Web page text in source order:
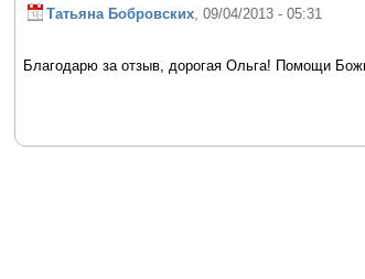
Татьяна Бобровских, 09/04/2013 - 05:31
Благодарю за отзыв, дорогая Ольга! Помощи